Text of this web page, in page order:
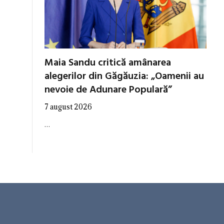
Maia Sandu critică amânarea
alegerilor din Găgăuzia: „Oamenii au
nevoie de Adunare Populară”
7 august 2026
…